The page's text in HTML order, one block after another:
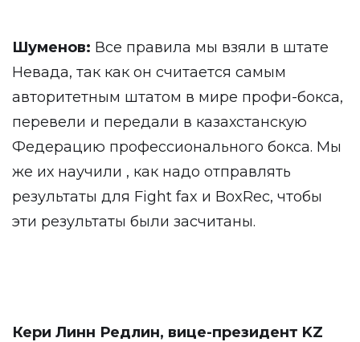
Шуменов: Все правила мы взяли в штате
Невада, так как он считается самым
авторитетным штатом в мире профи-бокса,
перевели и передали в казахстанскую
Федерацию профессионального бокса. Мы
же их научили , как надо отправлять
результаты для Fight fax и BoxRec, чтобы
эти результаты были засчитаны.
Кери Линн Редлин, вице-президент KZ